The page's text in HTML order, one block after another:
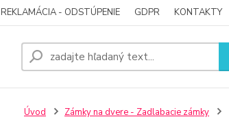
REKLAMÁCIA - ODSTÚPENIE GDPR KONTAKTY
Úvod Zámky na dvere - Zadlabacie zámky